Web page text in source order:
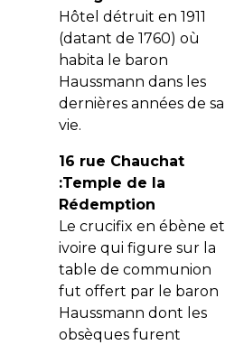
Hôtel détruit en 1911
(datant de 1760) où
habita le baron
Haussmann dans les
dernières années de sa
vie.
16 rue Chauchat
:Temple de la
Rédemption
Le crucifix en ébène et
ivoire qui figure sur la
table de communion
fut offert par le baron
Haussmann dont les
obsèques furent